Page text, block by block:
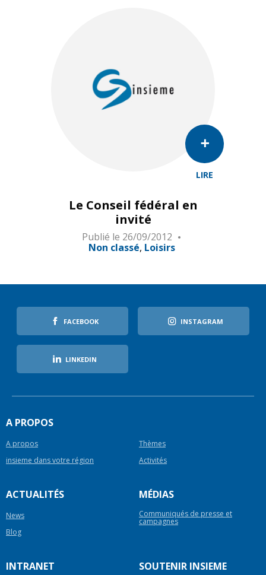
LIRE
Le Conseil fédéral en
invité
Publié le 26/09/2012
Non classé Loisirs
FACEBOOK INSTAGRAM
LINKEDIN
A PROPOS
A propos
Thèmes
insieme dans votre région
Activités
ACTUALITÉS
News
Blog
MÉDIAS
Communiqués de presse et
campagnes
INTRANET SOUTENIR INSIEME